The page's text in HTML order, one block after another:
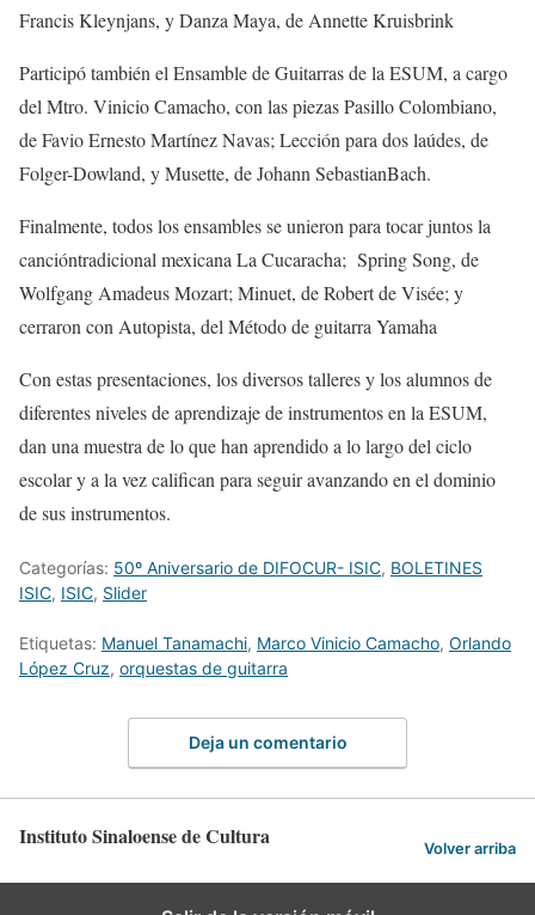
FrancisKleynjans, y Danza Maya, de AnnetteKruisbrink
Participó también el Ensamble de Guitarras de la ESUM, a cargo
del Mtro. Vinicio Camacho, con las piezasPasillo Colombiano,
de Favio Ernesto Martínez Navas; Lección para dos laúdes, de
Folger-Dowland, yMusette, de Johann SebastianBach.
Finalmente, todos los ensambles se unieron para tocar juntos la
cancióntradicional mexicana La Cucaracha; SpringSong, de
Wolfgang Amadeus Mozart; Minuet, de Robert deVisée; y
cerraron con Autopista, del Método de guitarra Yamaha
Con estas presentaciones, los diversos talleres y los alumnos de
diferentes niveles de aprendizaje de instrumentos en la ESUM,
dan una muestra de lo que han aprendido a lo largo del ciclo
escolary a la vez califican para seguir avanzando en el dominio
de sus instrumentos.
Categorías: 50º Aniversario de DIFOCUR- ISIC, BOLETINES
ISIC, ISIC, Slider
Etiquetas: Manuel Tanamachi, Marco Vinicio Camacho, Orlando
López Cruz, orquestas de guitarra
Deja un comentario
Instituto Sinaloense de Cultura Volver arriba